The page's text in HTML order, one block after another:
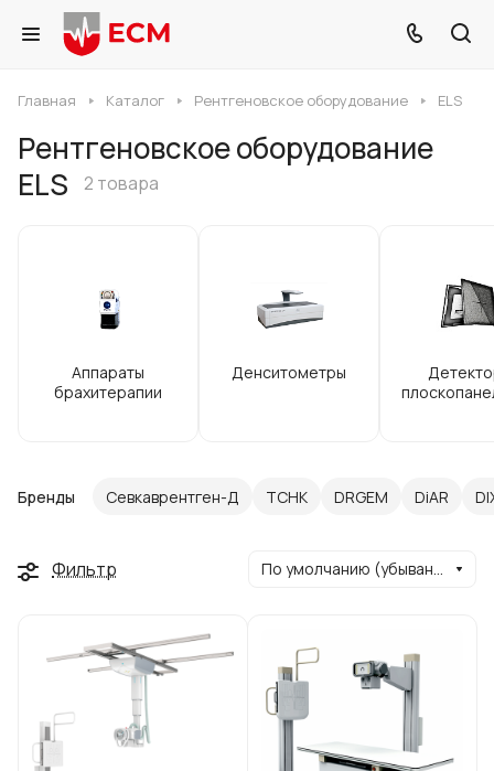
Главная Каталог Рентгеновское оборудование ELS
Рентгеновское оборудование
ELS
2 товара
Аппараты
брахитерапии
Денситометры
Бренды Севкаврентген-​Д ТСНК DRGEM DiAR
Фильтр По умолчанию (убывание)